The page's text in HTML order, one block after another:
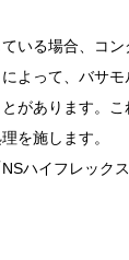
いる場合、コ
よって、バサ
があります。
を施します。
ハイフレックス